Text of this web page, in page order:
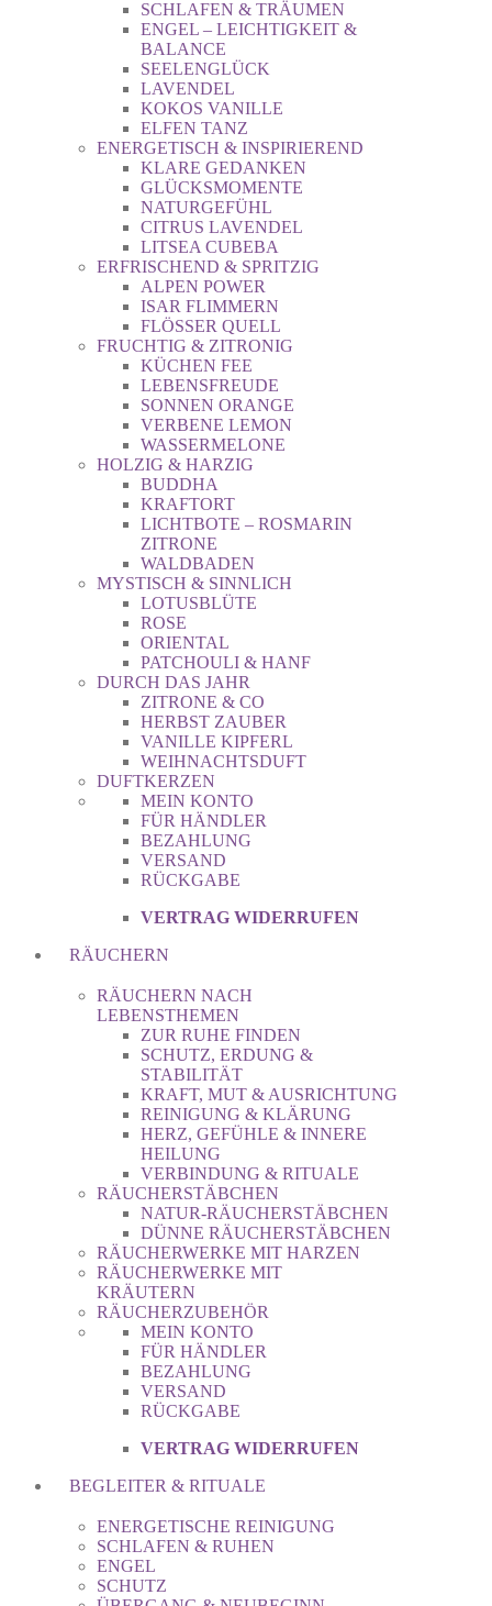
SCHLAFEN & TRÄUMEN
ENGEL – LEICHTIGKEIT &
BALANCE
SEELENGLÜCK
LAVENDEL
KOKOS VANILLE
ELFEN TANZ
ENERGETISCH & INSPIRIEREND
KLARE GEDANKEN
GLÜCKSMOMENTE
NATURGEFÜHL
CITRUS LAVENDEL
LITSEA CUBEBA
ERFRISCHEND & SPRITZIG
ALPEN POWER
ISAR FLIMMERN
FLÖSSER QUELL
FRUCHTIG & ZITRONIG
KÜCHEN FEE
LEBENSFREUDE
SONNEN ORANGE
VERBENE LEMON
WASSERMELONE
HOLZIG & HARZIG
BUDDHA
KRAFTORT
LICHTBOTE – ROSMARIN
ZITRONE
WALDBADEN
MYSTISCH & SINNLICH
LOTUSBLÜTE
ROSE
ORIENTAL
PATCHOULI & HANF
DURCH DAS JAHR
ZITRONE & CO
HERBST ZAUBER
VANILLE KIPFERL
WEIHNACHTSDUFT
DUFTKERZEN
MEIN KONTO
FÜR HÄNDLER
BEZAHLUNG
VERSAND
RÜCKGABE
VERTRAG WIDERRUFEN
RÄUCHERN
RÄUCHERN NACH
LEBENSTHEMEN
ZUR RUHE FINDEN
SCHUTZ, ERDUNG &
STABILITÄT
KRAFT, MUT & AUSRICHTUNG
REINIGUNG & KLÄRUNG
HERZ, GEFÜHLE & INNERE
HEILUNG
VERBINDUNG & RITUALE
RÄUCHERSTÄBCHEN
NATUR-RÄUCHERSTÄBCHEN
DÜNNE RÄUCHERSTÄBCHEN
RÄUCHERWERKE MIT HARZEN
RÄUCHERWERKE MIT
KRÄUTERN
RÄUCHERZUBEHÖR
MEIN KONTO
FÜR HÄNDLER
BEZAHLUNG
VERSAND
RÜCKGABE
VERTRAG WIDERRUFEN
BEGLEITER & RITUALE
ENERGETISCHE REINIGUNG
SCHLAFEN & RUHEN
ENGEL
SCHUTZ